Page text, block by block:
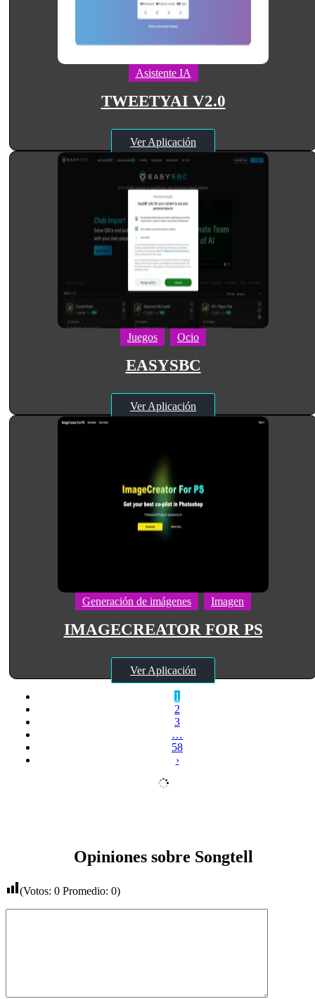
Asistente IA
TWEETYAI V2.0
Ver Aplicación
Juegos Ocio
EASYSBC
Ver Aplicación
Generación de imágenes Imagen
IMAGECREATOR FOR PS
Ver Aplicación
1
2
3
…
58
›
Opiniones sobre Songtell
(Votos: 0 Promedio: 0)